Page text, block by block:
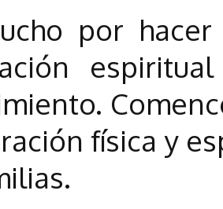
por
física y